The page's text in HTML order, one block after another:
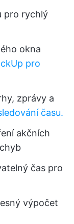
pro rychlý
okna
pro
zprávy a
času.
akčních
čas pro
výpočet